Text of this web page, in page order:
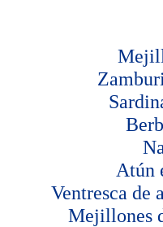
Atún
Ventresca de
Mejillones